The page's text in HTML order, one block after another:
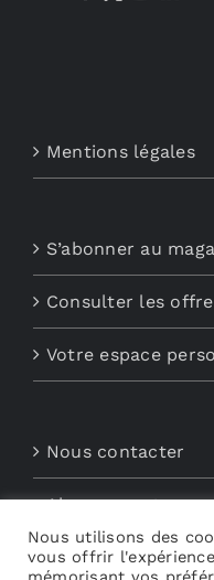
Mentions légales
S’abonner au
Consulter les
Votre espace
Nous contacter
Abonnements aux
Découvrez My
Nous utilisons des
vous offrir